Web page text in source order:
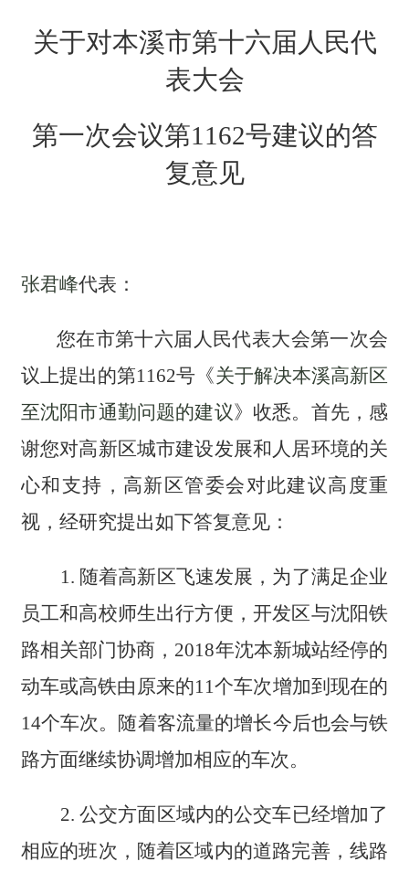
关于对本溪市第十六届人民代
表大会
第一次会议第1162号建议的答
复意见
张君峰代表：
您在市第十六届人民代表大会第一次会
议上提出的第1162号《关于解决本溪高新区
至沈阳市通勤问题的建议》收悉。首先，感
谢您对高新区城市建设发展和人居环境的关
心和支持，高新区管委会对此建议高度重
视，经研究提出如下答复意见：
1. 随着高新区飞速发展，为了满足企业
员工和高校师生出行方便，开发区与沈阳铁
路相关部门协商， 2018年沈本新城站经停的
动车或高铁由原来的11个车次增加到现在的
14个车次。随着客流量的增长今后也会与铁
路方面继续协调增加相应的车次。
2. 公交方面区域内的公交车已经增加了
相应的班次，随着区域内的道路完善，线路